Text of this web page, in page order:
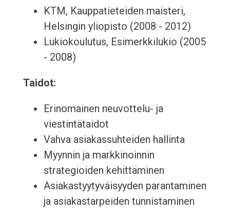
KTM, Kauppatieteiden maisteri,
Helsingin yliopisto (2008 - 2012)
Lukiokoulutus, Esimerkkilukio (2005
- 2008)
Taidot:
Erinomainen neuvottelu- ja
viestintätaidot
Vahva asiakassuhteiden hallinta
Myynnin ja markkinoinnin
strategioiden kehittäminen
Asiakastyytyväisyyden parantaminen
ja asiakastarpeiden tunnistaminen